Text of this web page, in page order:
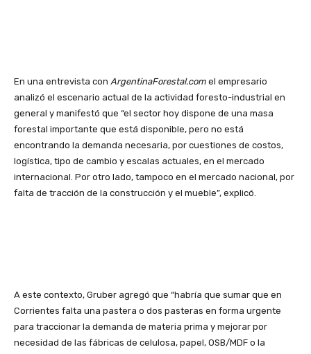
En una entrevista con ArgentinaForestal.com el empresario
analizó el escenario actual de la actividad foresto-industrial en
general y manifestó que “el sector hoy dispone de una masa
forestal importante que está disponible, pero no está
encontrando la demanda necesaria, por cuestiones de costos,
logística, tipo de cambio y escalas actuales, en el mercado
internacional. Por otro lado, tampoco en el mercado nacional, por
falta de tracción de la construcción y el mueble”, explicó.
A este contexto, Gruber agregó que “habría que sumar que en
Corrientes falta una pastera o dos pasteras en forma urgente
para traccionar la demanda de materia prima y mejorar por
necesidad de las fábricas de celulosa, papel, OSB/MDF o la